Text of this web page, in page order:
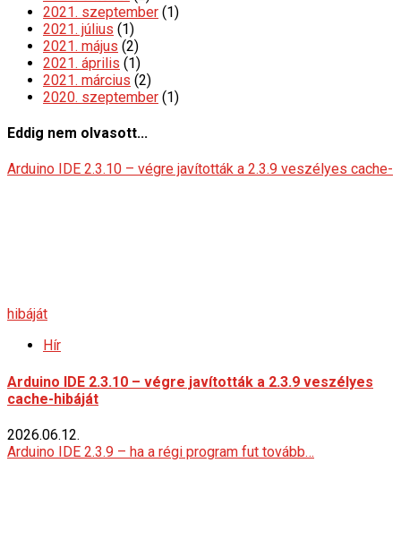
2021. szeptember (1)
2021. július (1)
2021. május (2)
2021. április (1)
2021. március (2)
2020. szeptember (1)
Eddig nem olvasott...
Arduino IDE 2.3.10 – végre javították a 2.3.9 veszélyes cache-
hibáját
Hír
Arduino IDE 2.3.10 – végre javították a 2.3.9 veszélyes
cache-hibáját
2026.06.12.
Arduino IDE 2.3.9 – ha a régi program fut tovább…